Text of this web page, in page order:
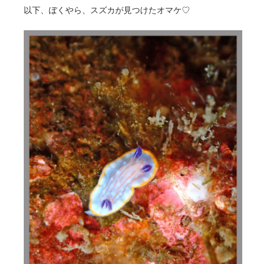
以下、ぼくやら、スズカが見つけたオマケ♡